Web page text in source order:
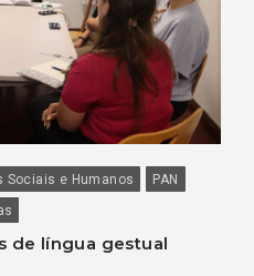
Sociais e Humanos
PAN
de língua gestual